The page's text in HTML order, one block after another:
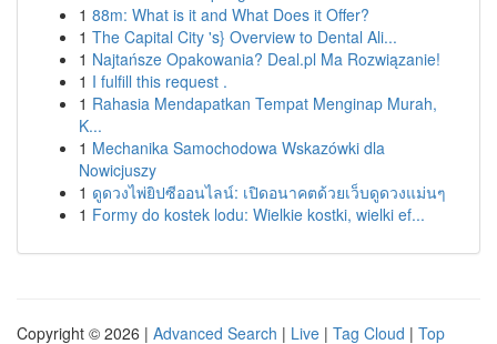
1 88m: What is it and What Does it Offer?
1 The Capital City 's} Overview to Dental Ali...
1 Najtańsze Opakowania? Deal.pl Ma Rozwiązanie!
1 I fulfill this request .
1 Rahasia Mendapatkan Tempat Menginap Murah,
K...
1 Mechanika Samochodowa Wskazówki dla
Nowicjuszy
1 ดูดวงไพ่ยิปซีออนไลน์: เปิดอนาคตด้วยเว็บดูดวงแม่นๆ
1 Formy do kostek lodu: Wielkie kostki, wielki ef...
Copyright © 2026 | Advanced Search | Live | Tag Cloud | Top